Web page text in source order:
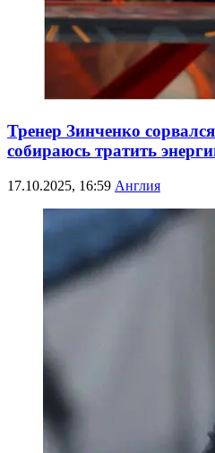
Тренер Зинченко
собираюсь тратить
17.10.2025, 16:59 Англия